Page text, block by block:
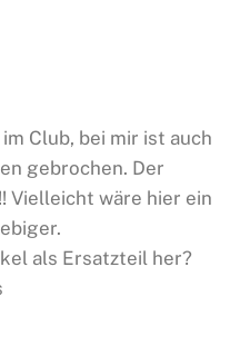
Club, bei mir ist auch
gebrochen. Der
Vielleicht wäre hier ein
als Ersatzteil her?